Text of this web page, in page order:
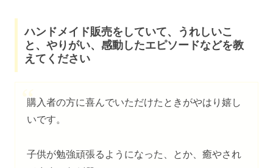
ハンドメイド販売をしていて、うれしいこ
と、やりがい、感動したエピソードなどを教
えてください
購入者の方に喜んでいただけたときがやはり嬉し
いです。
子供が勉強頑張るようになった、とか、癒やされ